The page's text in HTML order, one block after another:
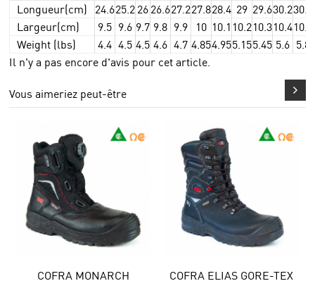
Longueur(cm)
24.625.22626.627.227.828.4 29 29.630.230.8
Largeur(cm)
9.5 9.6 9.7 9.8 9.9 10 10.1 10.210.310.410.5
Weight (lbs)
4.4 4.5 4.5 4.6 4.7 4.854.955.155.45 5.6 5.8
Il n'y a pas encore d'avis pour cet article.
Vous aimeriez peut-être
COFRA ELIAS GORE-TEX
COFRA